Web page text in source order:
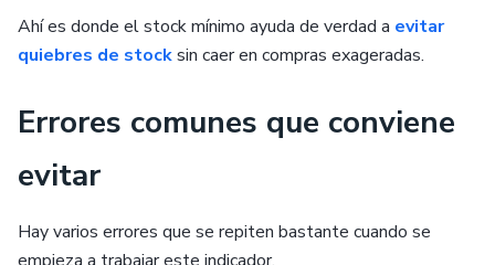
Ahí es donde el stock mínimo ayuda de verdad a evitar
quiebres de stocksin caer en compras exageradas.
Errores comunes que conviene
evitar
Hay varios errores que se repiten bastante cuando se